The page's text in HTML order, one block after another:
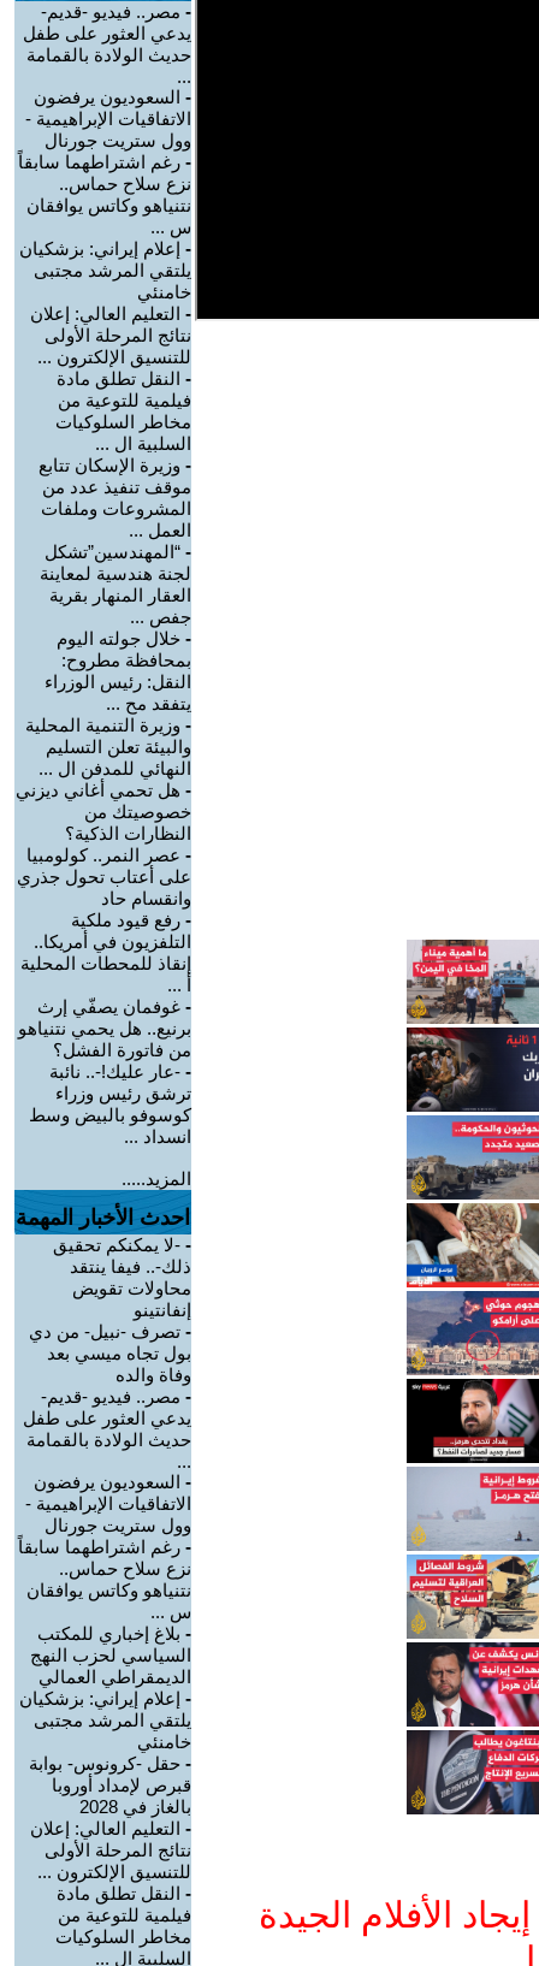
الأفلام الجيدة
- مصر.. فيديو -قديم-
يدعي العثور على طفل
حديث الولادة بالقمامة
...
- السعوديون يرفضون
الاتفاقيات الإبراهيمية -
وول ستريت جورنال
- رغم اشتراطهما سابقاً
نزع سلاح حماس..
نتنياهو وكاتس يوافقان
س ...
- إعلام إيراني: بزشكيان
يلتقي المرشد مجتبى
خامنئي
- التعليم العالي: إعلان
نتائج المرحلة الأولى
للتنسيق الإلكترون ...
- النقل تطلق مادة
فيلمية للتوعية من
مخاطر السلوكيات
السلبية ال ...
- وزيرة الإسكان تتابع
موقف تنفيذ عدد من
المشروعات وملفات
العمل ...
- “المهندسين”تشكل
لجنة هندسية لمعاينة
العقار المنهار بقرية
جفص ...
- خلال جولته اليوم
بمحافظة مطروح:
النقل: رئيس الوزراء
يتفقد مح ...
- وزيرة التنمية المحلية
والبيئة تعلن التسليم
النهائي للمدفن ال ...
- هل تحمي أغاني ديزني
خصوصيتك من
النظارات الذكية؟
- عصر النمر.. كولومبيا
على أعتاب تحول جذري
وانقسام حاد
- رفع قيود ملكية
التلفزيون في أمريكا..
إنقاذ للمحطات المحلية
أ ...
- غوفمان يصفّي إرث
برنيع.. هل يحمي نتنياهو
من فاتورة الفشل؟
- -عار عليك!-.. نائبة
ترشق رئيس وزراء
كوسوفو بالبيض وسط
انسداد ...
المزيد.....
احدث الأخبار المهمة
- -لا يمكنكم تحقيق
ذلك-.. فيفا ينتقد
محاولات تقويض
إنفانتينو
- تصرف -نبيل- من دي
بول تجاه ميسي بعد
وفاة والده
- مصر.. فيديو -قديم-
يدعي العثور على طفل
حديث الولادة بالقمامة
...
- السعوديون يرفضون
الاتفاقيات الإبراهيمية -
وول ستريت جورنال
- رغم اشتراطهما سابقاً
نزع سلاح حماس..
نتنياهو وكاتس يوافقان
س ...
- بلاغ إخباري للمكتب
السياسي لحزب النهج
الديمقراطي العمالي
- إعلام إيراني: بزشكيان
يلتقي المرشد مجتبى
خامنئي
- حقل -كرونوس- بوابة
قبرص لإمداد أوروبا
بالغاز في 2028
- التعليم العالي: إعلان
نتائج المرحلة الأولى
للتنسيق الإلكترون ...
- النقل تطلق مادة
فيلمية للتوعية من
مخاطر السلوكيات
السلبية ال ...